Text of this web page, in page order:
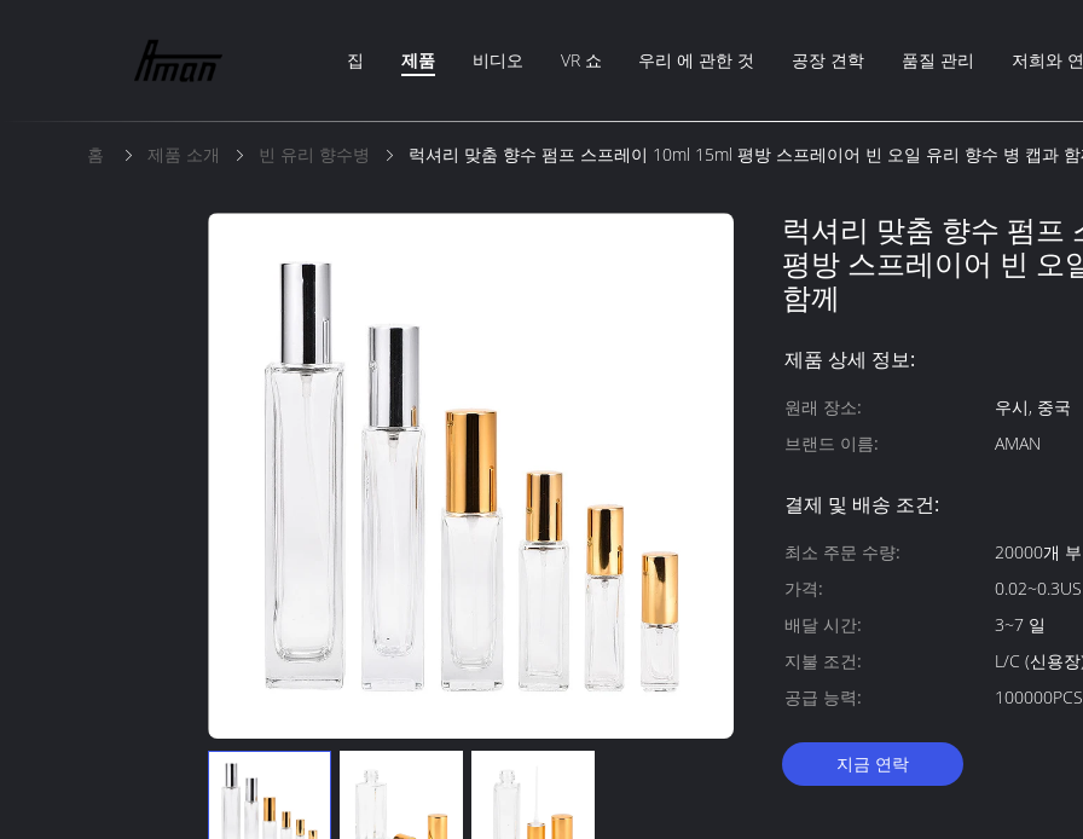
집 제품 비디오 VR 쇼 우리 에 관한 것 공장 견학 품질 관리 저희와
홈 제품 소개 빈 유리 향수병 럭셔리 맞춤 향수 펌프 스프레이 10ml 15ml 평방 스프레이어 빈 오일 유리 향수 병 캡과
럭셔리 맞춤 향수 펌
평방 스프레이어 빈 오
함께
제품 상세 정보:
원래 장소:
우시, 중국
브랜드 이름:
AMAN
결제 및 배송 조건:
최소 주문 수량:
20000개
가격:
배달 시간:
3~7 일
지불 조건:
L/C (신용
공급 능력:
지금 연락